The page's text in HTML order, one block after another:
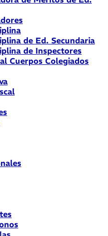
de Ed. Secundaria
de Inspectores
Cuerpos Colegiados